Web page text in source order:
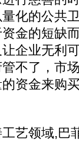
化的公共
金的短缺
企业无利
不了，市
资金来购
领域,巴